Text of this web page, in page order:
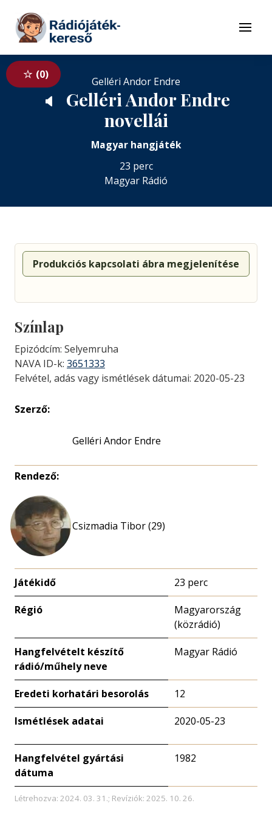
Tovább a tartalomhoz
Menü
0
Gelléri Andor Endre
🔈
Gelléri Andor Endre
novellái
Magyar hangjáték
23 perc
Magyar Rádió
Produkciós kapcsolati ábra megjelenítése
Színlap
Epizódcím: Selyemruha
NAVA ID-k: 3651333
Felvétel, adás vagy ismétlések dátumai: 2020-05-23
Szerző:
Gelléri Andor Endre
Rendező:
Csizmadia Tibor (29)
Játékidő 23 perc
Régió
Magyarország
(közrádió)
Hangfelvételt készítő
rádió/műhely neve
Magyar Rádió
Eredeti korhatári besorolás 12
Ismétlések adatai 2020-05-23
Hangfelvétel gyártási
dátuma
1982
Létrehozva: 2024. 03. 31.; Revíziók: 2025. 10. 26.